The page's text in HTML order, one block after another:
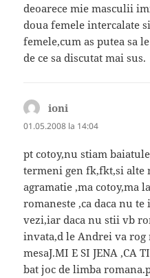
deoarece mie masculii
doua femele intercalate
femele,cum as putea sa
de ce sa discutat mai sus.
ioni
01.05.2008 la 14:04
pt cotoy,nu stiam
termeni gen fk,fkt,si alte
agramatie ,ma cotoy,ma
romaneste ,ca daca nu
vezi,iar daca nu stii vb
invata,d le Andrei va rog
mesaJ.MI E SI JENA ,CA
bat joc de limba